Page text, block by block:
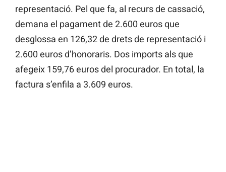
representació. Pel que fa, al recurs de cassació,
demana el pagament de 2.600 euros que
desglossa en 126,32 de drets de representació i
2.600 euros d’honoraris. Dos imports als que
afegeix 159,76 euros del procurador. En total, la
factura s’enfila a 3.609 euros.